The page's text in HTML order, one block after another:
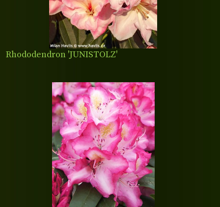
Rhododendron 'JUNISTOLZ'